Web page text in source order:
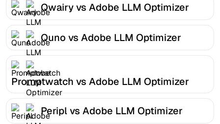
Qwairy vs Adobe LLM Optimizer
Quno vs Adobe LLM Optimizer
Promptwatch vs Adobe LLM Optimizer
Peripl vs Adobe LLM Optimizer